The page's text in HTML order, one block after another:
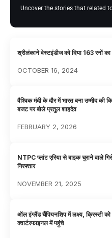
Uncover the stories that related
श्रीलंकाने वेस्टइंडीज को दिया 163 रनों का
OCTOBER 16, 2024
वैश्विक मंदी के दौर में भारत बना उम्मीद की
बजट पर बोले प्रतुल शाहदेव
FEBRUARY 2, 2026
NTPC प्लांट एरिया से बाइक चुराने वाले
गिरफ्तार
NOVEMBER 21, 2025
ऑल इंग्लैंड चैंपियनशिप में लक्ष्य, क्रिस्टी को
क्वार्टरफाइनल में पहुंचे